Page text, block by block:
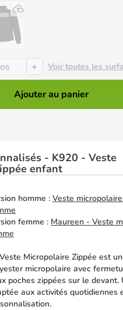
+ Voir toutes les
Ajouter au panier
enfant
homme : Veste
femme : Maureen - Veste
Micropolaire Zippée est
micropolaire avec
poches zippées sur le devant.
aux activités quotidiennes